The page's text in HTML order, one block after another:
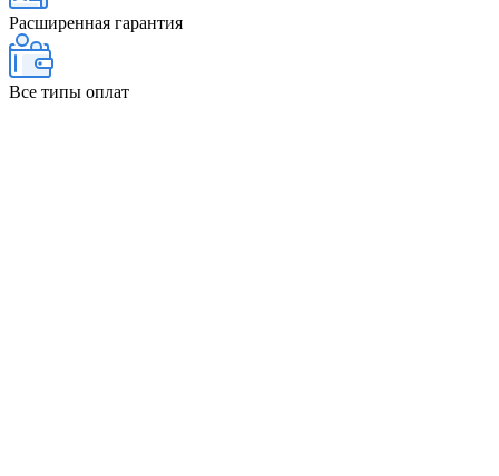
Расширенная гарантия
Все типы оплат